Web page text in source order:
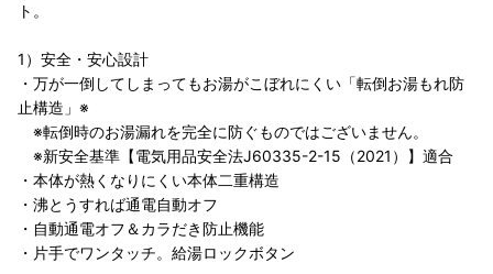
ト。
1）安全・安心設計
・万が一倒してしまってもお湯がこぼれにくい「転倒お湯もれ防
止構造」※
※転倒時のお湯漏れを完全に防ぐものではございません。
※新安全基準【電気用品安全法J60335-2-15（2021）】適合
・本体が熱くなりにくい本体二重構造
・沸とうすれば通電自動オフ
・自動通電オフ＆カラだき防止機能
・片手でワンタッチ。給湯ロックボタン